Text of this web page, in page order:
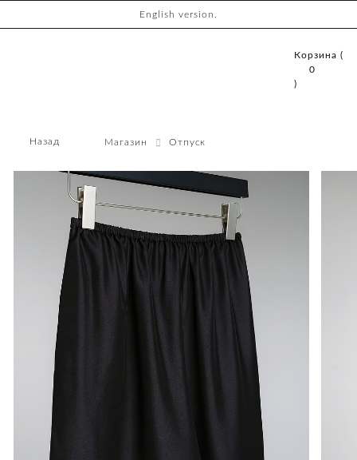
English version.
Корзина (
0
)
Магазин Отпуск
Назад